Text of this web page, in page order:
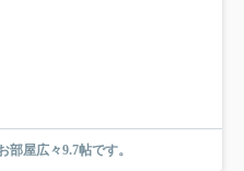
屋広々9.7帖です。